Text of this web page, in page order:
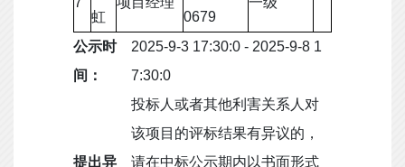
虹
0679
公示时
间：
2025-9-3 17:30:0 - 2025-9-8 1
7:30:0
提出异
投标人或者其他利害关系人对
该项目的评标结果有异议的，
请在中标公示期内以书面形式